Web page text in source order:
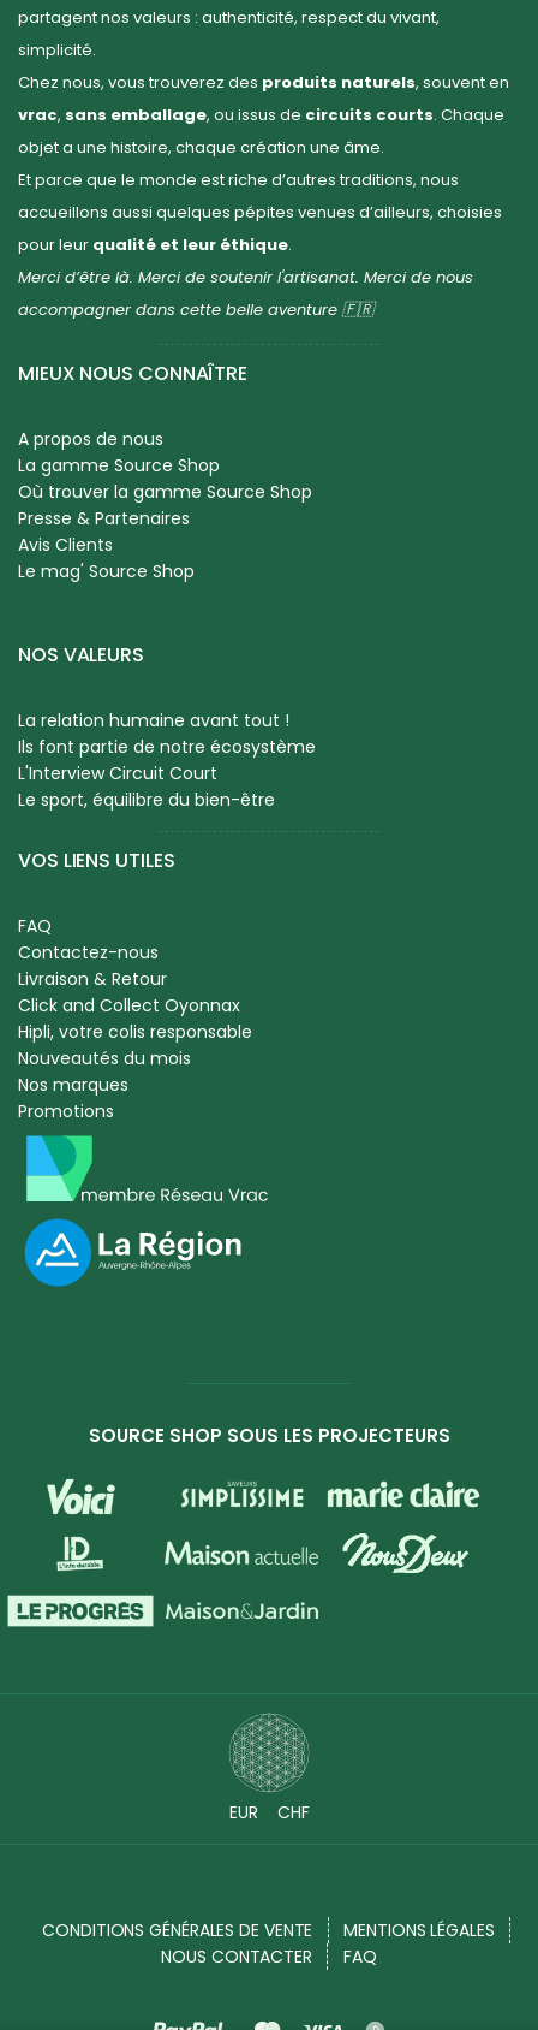
partagent nos valeurs : authenticité, respect du vivant,
simplicité.
Chez nous, vous trouverez des produits naturels, souvent en
vrac, sans emballage, ou issus de circuits courts. Chaque
objet a une histoire, chaque création une âme.
Et parce que le monde est riche d’autres traditions, nous
accueillons aussi quelques pépites venues d’ailleurs, choisies
pour leur qualité et leur éthique.
Merci d’être là. Merci de soutenir l'artisanat. Merci de nous
accompagner dans cette belle aventure 🇫🇷
MIEUX NOUS CONNAÎTRE
A propos de nous
La gamme Source Shop
Où trouver la gamme Source Shop
Presse & Partenaires
Avis Clients
Le mag' Source Shop
NOS VALEURS
La relation humaine avant tout !
Ils font partie de notre écosystème
L'Interview Circuit Court
Le sport, équilibre du bien-être
VOS LIENS UTILES
FAQ
Contactez-nous
Livraison & Retour
Click and Collect Oyonnax
Hipli, votre colis responsable
Nouveautés du mois
Nos marques
Promotions
SOURCE SHOP SOUS LES PROJECTEURS
EUR CHF
CONDITIONS GÉNÉRALES DE VENTE
MENTIONS LÉGALES
NOUS CONTACTER
FAQ